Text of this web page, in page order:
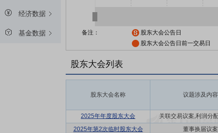
经济数据
基金数据 备注：
股东大会公告日
股东大会公告日前一交易日
股东大会列表
股东大会名称 议题涉及内容
2025年年度股东大会
关联交易议案,利润分
2025年第2次临时股东大会
董事换届议案